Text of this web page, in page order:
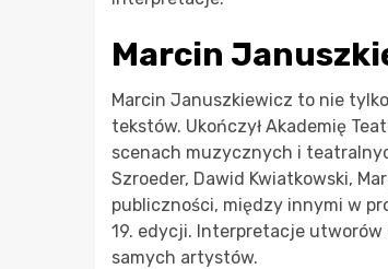
Marcin
Marcin Januszkiewicz to nie
tekstów. Ukończył Akademię
scenach muzycznych i
Szroeder, Dawid Kwiatkowski,
publiczności, między innymi w
19. edycji. Interpretacje utworów
samych artystów.